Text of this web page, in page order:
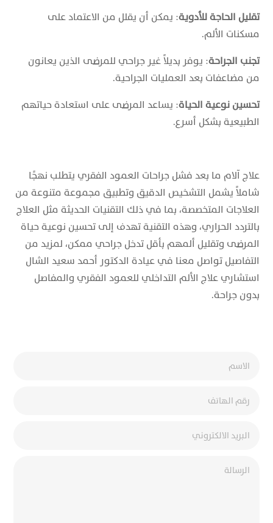
تقليل الحاجة للأدوية: يمكن أن يقلل من الاعتماد على
مسكنات الألم.
تجنب الجراحة: يوفر بديلاً غير جراحي للمرضى الذين يعانون
من مضاعفات بعد العمليات الجراحية.
تحسين نوعية الحياة: يساعد المرضى على استعادة حياتهم
الطبيعية بشكل أسرع.
علاج آلام ما بعد فشل جراحات العمود الفقري يتطلب نهجًا
شاملاً يشمل التشخيص الدقيق وتطبيق مجموعة متنوعة من
العلاجات المتخصصة، بما في ذلك التقنيات الحديثة مثل العلاج
بالتردد الحراري، وهذه التقنية تهدف إلى تحسين نوعية حياة
المرضى وتقليل ألمهم بأقل تدخل جراحي ممكن، لمزيد من
التفاصيل تواصل معنا في عيادة الدكتور أحمد سعيد الشال
استشاري علاج الألم التداخلي للعمود الفقري والمفاصل
بدون جراحة.